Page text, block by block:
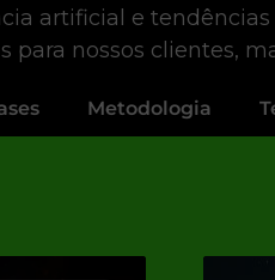
artificial e
para nossos clientes,
Metodologia